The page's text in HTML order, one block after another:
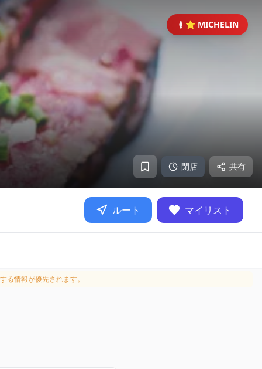
⭐ MICHELIN
閉店 共有
ルート マイリスト
る情報が優先されます。